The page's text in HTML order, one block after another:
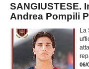
SANGIUSTESE.
Andrea Pompili
La
06/